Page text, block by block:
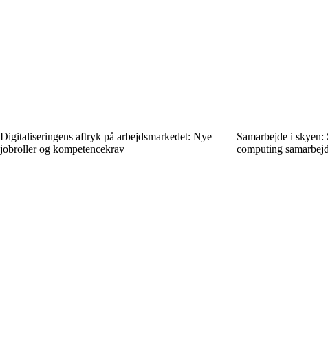
Digitaliseringens aftryk på arbejdsmarkedet: Nye
jobroller og kompetencekrav
Samarbejde i
computing